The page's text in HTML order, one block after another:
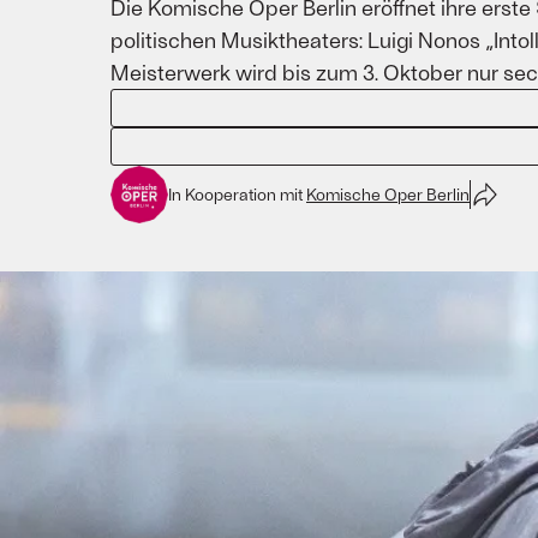
Die Komische Oper Berlin eröffnet ihre
politischen Musiktheaters: Luigi Nonos
Meisterwerk wird bis zum 3. Oktober nur
In Kooperation mit Komische Oper Berlin